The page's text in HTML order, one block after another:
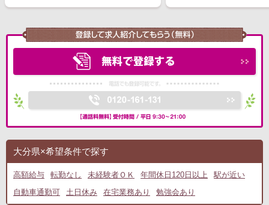
大分県×希望条件で探す
高額給与 転勤なし 未経験者ＯＫ 年間休日120日以上
駅が近い
自動車通勤可
土日休み 在宅業務あり 勉強会あり